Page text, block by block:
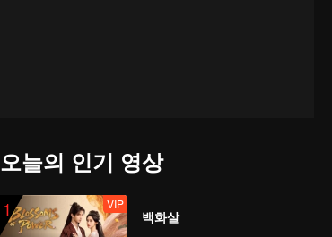
오늘의 인기 영상
1 VIP
백화살